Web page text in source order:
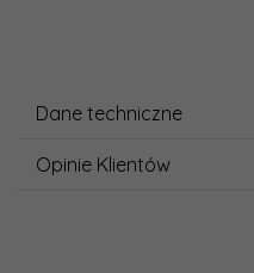
Dane techniczne
Opinie Klientów